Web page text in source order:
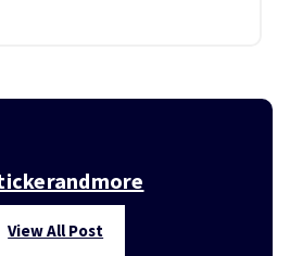
View All Post